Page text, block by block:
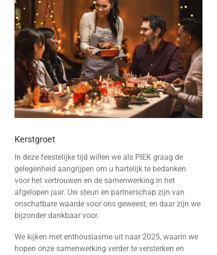
afbeelding
Kerstgroet
In deze feestelijke tijd willen we als PIEK graag de
gelegenheid aangrijpen om u hartelijk te bedanken
voor het vertrouwen en de samenwerking in het
afgelopen jaar. Uw steun en partnerschap zijn van
onschatbare waarde voor ons geweest, en daar zijn we
bijzonder dankbaar voor.
We kijken met enthousiasme uit naar 2025, waarin we
hopen onze samenwerking verder te versterken en